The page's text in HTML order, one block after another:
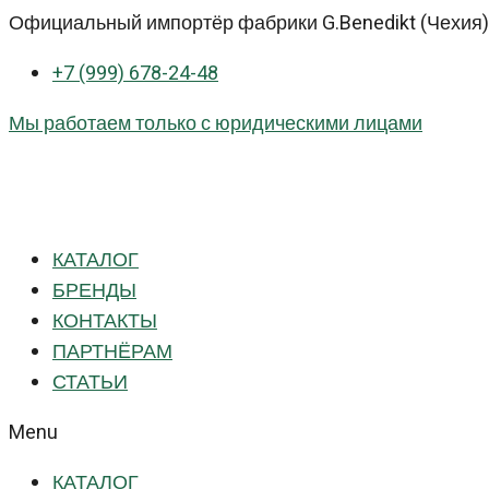
Перейти
контенту
Официальный импортёр фабрики G.Benedikt
+7 (999) 678-24-48
Мы работаем только с юридическими лицами
КАТАЛОГ
БРЕНДЫ
КОНТАКТЫ
ПАРТНЁРАМ
СТАТЬИ
Menu
КАТАЛОГ